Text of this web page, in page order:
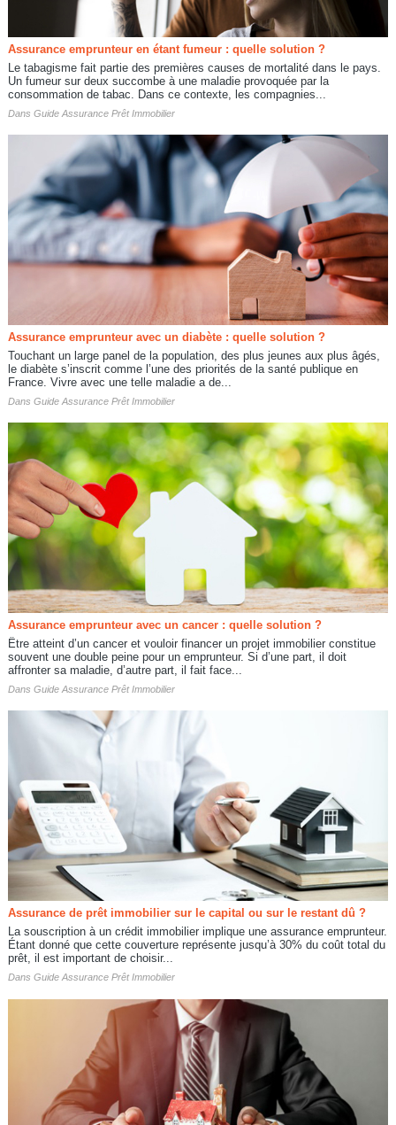
Assurance emprunteur en étant fumeur : quelle solution ?
Le tabagisme fait partie des premières causes de mortalité dans le pays.
Un fumeur sur deux succombe à une maladie provoquée par la
consommation de tabac. Dans ce contexte, les compagnies...
Dans Guide Assurance Prêt Immobilier
Assurance emprunteur avec un diabète : quelle solution ?
Touchant un large panel de la population, des plus jeunes aux plus âgés,
le diabète s’inscrit comme l’une des priorités de la santé publique en
France. Vivre avec une telle maladie a de...
Dans Guide Assurance Prêt Immobilier
Assurance emprunteur avec un cancer : quelle solution ?
Être atteint d’un cancer et vouloir financer un projet immobilier constitue
souvent une double peine pour un emprunteur. Si d’une part, il doit
affronter sa maladie, d’autre part, il fait face...
Dans Guide Assurance Prêt Immobilier
Assurance de prêt immobilier sur le capital ou sur le restant dû ?
La souscription à un crédit immobilier implique une assurance emprunteur.
Étant donné que cette couverture représente jusqu’à 30% du coût total du
prêt, il est important de choisir...
Dans Guide Assurance Prêt Immobilier